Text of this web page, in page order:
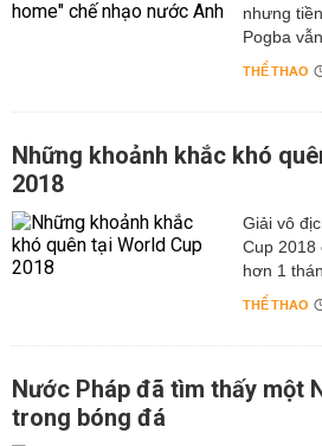
nhưng
Pogba
THỂ THAO
Những khoảnh khắc khó
2018
Giải vô
Cup 2018
hơn 1
THỂ THAO
Nước Pháp đã tìm thấy một
trong bóng đá